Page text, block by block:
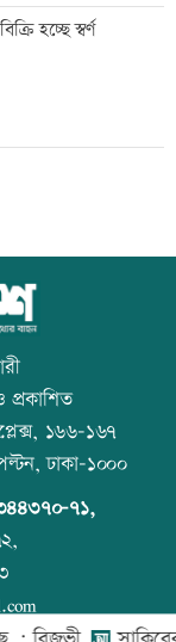
ব্যাগ প্রকল্পে
কৃষি শ্রমিক নেবে
কাঠামোয় আনছে
মন্ত্রণালয়
অস্ট্রেলিয়ার
হচ্ছে স্বর্ণ
ভিডিও ধারণ
ভিডিওতে ছবি
১৬৬-১৬৭
ঢাকা-১০০০
৭১,